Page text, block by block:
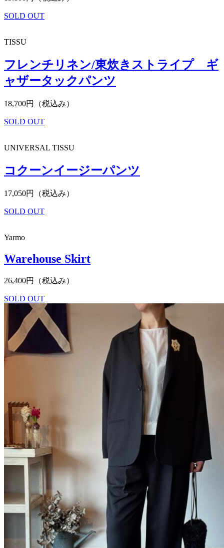
SOLD OUT
TISSU
フレンチリネン/東炊きストライプ ギ
ャザータックパンツ
18,700円（税込み）
SOLD OUT
UNIVERSAL TISSU
コクーンイージーパンツ
17,050円（税込み）
SOLD OUT
Yarmo
Warehouse Skirt
26,400円（税込み）
SOLD OUT